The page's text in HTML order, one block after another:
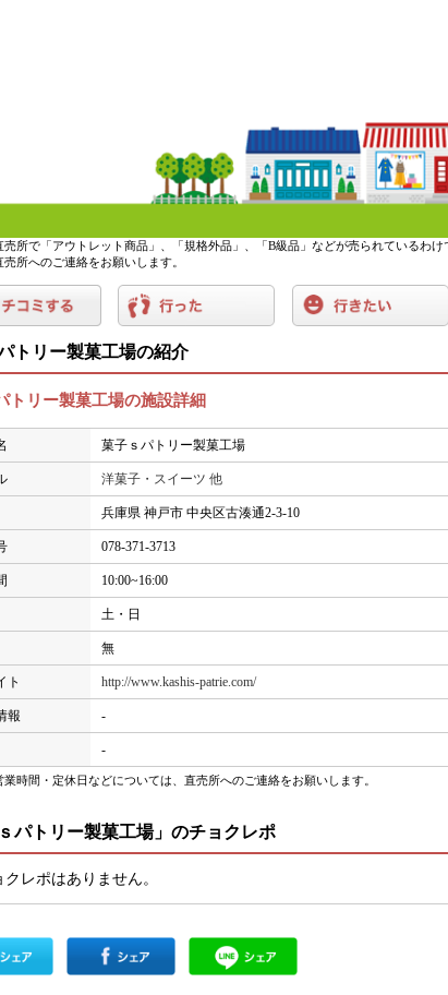
所で「アウトレット商品」、「規格外品」、「B級品」などが売られているわけ
所へのご連絡をお願いします。
トリー製菓工場の紹介
トリー製菓工場の施設詳細
菓子ｓパトリー製菓工場
洋菓子・スイーツ 他
兵庫県 神戸市 中央区古湊通2-3-10
078-371-3713
10:00~16:00
土・日
無
ト http://www.kashis-patrie.com/
報 -
-
時間・定休日などについては、直売所へのご連絡をお願いします。
ｓパトリー製菓工場」のチョクレポ
レポはありません。